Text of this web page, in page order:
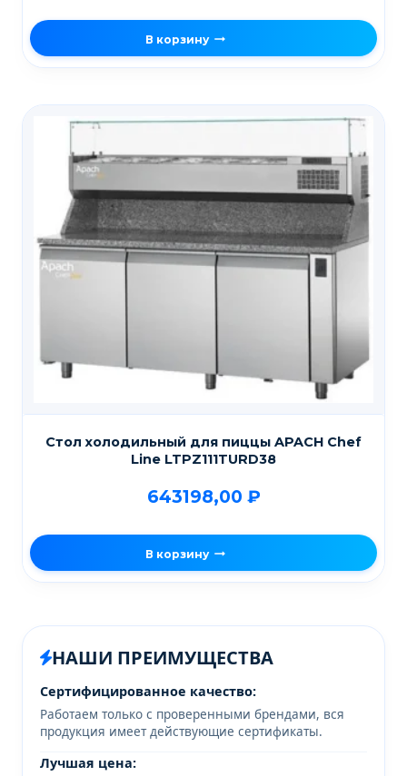
В корзину
Стол холодильный для пиццы APACH Chef
Line LTPZ111TURD38
643198,00 ₽
В корзину
НАШИ ПРЕИМУЩЕСТВА
Сертифицированное качество:
Работаем только с проверенными брендами, вся
продукция имеет действующие сертификаты.
Лучшая цена: